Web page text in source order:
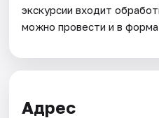
экскурсии входит
можно провести и в
Адрес